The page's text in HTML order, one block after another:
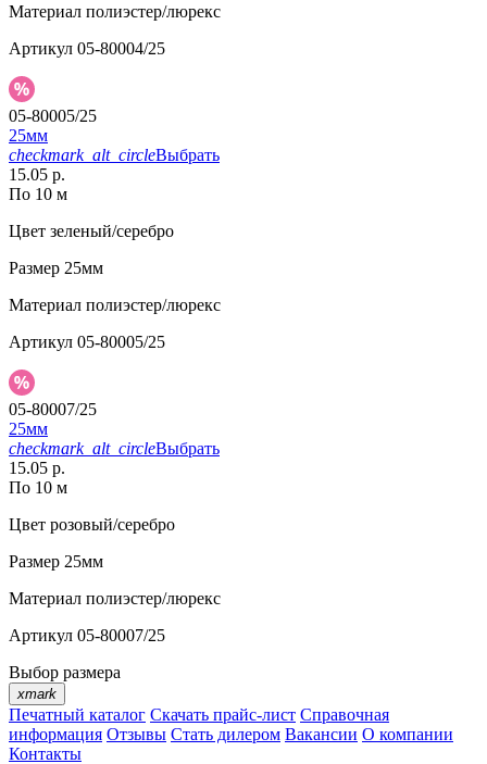
Материал полиэстер/люрекс
Артикул 05-80004/25
05-80005/25
25мм
checkmark_alt_circleВыбрать
15.05 р.
По 10 м
Цвет зеленый/серебро
Размер 25мм
Материал полиэстер/люрекс
Артикул 05-80005/25
05-80007/25
25мм
checkmark_alt_circleВыбрать
15.05 р.
По 10 м
Цвет розовый/серебро
Размер 25мм
Материал полиэстер/люрекс
Артикул 05-80007/25
Выбор размера
xmark
Печатный каталог Скачать прайс-лист Справочная
информация Отзывы Стать дилером Вакансии О компании
Контакты